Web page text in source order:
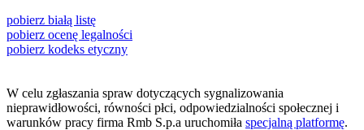
pobierz białą listę
pobierz ocenę legalności
pobierz kodeks etyczny
W celu zgłaszania spraw dotyczących sygnalizowania
nieprawidłowości, równości płci, odpowiedzialności społecznej i
warunków pracy firma Rmb S.p.a uruchomiła specjalną platformę.